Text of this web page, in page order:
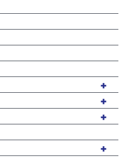
+
+
+
+